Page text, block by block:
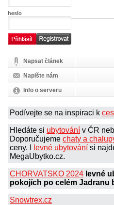
heslo
Napsat článek
Napište nám
Info o serveru
Podívejte se na inspiraci k
Hledáte si ubytování v ČR
Doporučujeme chaty a
ceny. I
levné ubytování si
MegaUbytko.cz.
CHORVATSKO 2024 levné
pokojích po celém Jadranu
Snowtrex.cz